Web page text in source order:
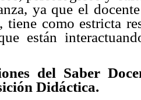
ya que el
tiene como estricta
están
del Saber
Didáctica.